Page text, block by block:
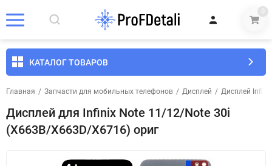
0
КАТАЛОГ ТОВАРОВ
Главная / Запчасти для мобильных телефонов / Дисплей / Дисплей Infinix
Дисплей для Infinix Note 11/12/Note 30i
(X663B/X663D/X6716) ориг